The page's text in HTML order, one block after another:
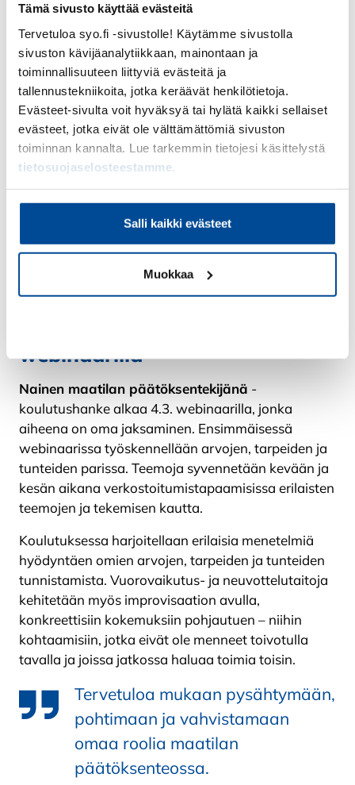
Tämä sivusto käyttää evästeitä
Tervetuloa syo.fi -sivustolle! Käytämme sivustolla
sivuston kävijäanalytiikkaan, mainontaan ja
toiminnallisuuteen liittyviä evästeitä ja
tallennustekniikoita, jotka keräävät henkilötietoja.
Evästeet-sivulta voit hyväksyä tai hylätä kaikki sellaiset
evästeet, jotka eivät ole välttämättömiä sivuston
toiminnan kannalta. Lue tarkemmin tietojesi käsittelystä
tietosuojaselosteestamme
Salli kaikki evästeet
Muokkaa
tämän päivän ajatteluun ja toimintaan.
Harjoitellaan tunnistamaan, miten omat, läheisten
ja myös aiempien sukupolvien kokemukset
heijastuvat nykyhetkeen.
Koulutuksen viimeinen taso laajentaa näkökulmaa
yhteiskuntaan. Lopuksi keskitytään
neuvottelutaitoihin erilaisten sidosryhmien kanssa
sekä vaikeista asioista puhumisen taitoihin.
Tavoitteena on vahvistaa osallistujien valmiuksia
rakentamassa positiivista kuvaa suomalaisesta
naisesta maatalousyrittäjänä. Koulutushanke
päättyy webinaariin, jossa annetaan ääni erilaisille
maaseudulla toimiville yrittäjänaisille.
webinaarilla
Nainen maatilan päätöksentekijänä -
koulutushanke alkaa 4.3. webinaarilla, jonka
aiheena on oma jaksaminen. Ensimmäisessä
webinaarissa työskennellään arvojen, tarpeiden ja
tunteiden parissa. Teemoja syvennetään kevään ja
kesän aikana verkostoitumistapaamisissa erilaisten
teemojen ja tekemisen kautta.
Koulutuksessa harjoitellaan erilaisia menetelmiä
hyödyntäen omien arvojen, tarpeiden ja tunteiden
tunnistamista. Vuorovaikutus- ja neuvottelutaitoja
kehitetään myös improvisaation avulla,
konkreettisiin kokemuksiin pohjautuen – niihin
kohtaamisiin, jotka eivät ole menneet toivotulla
tavalla ja joissa jatkossa haluaa toimia toisin.
Tervetuloa mukaan pysähtymään,
pohtimaan ja vahvistamaan
omaa roolia maatilan
päätöksenteossa.